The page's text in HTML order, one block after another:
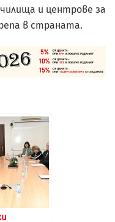
и центрове за
в страната.